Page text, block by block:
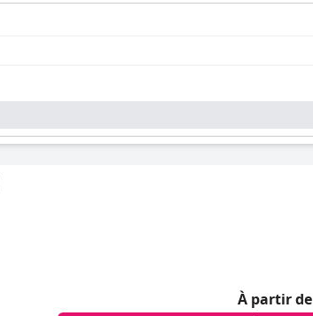
À partir de